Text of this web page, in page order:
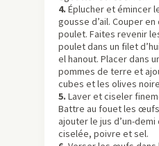
4. Éplucher et émincer
gousse d’ail. Couper
poulet. Faites revenir
poulet dans un filet
el hanout. Placer dans
pommes de terre et
cubes et les olives
5. Laver et ciseler
Battre au fouet les
ajouter le jus d’un-
ciselée, poivre et sel.